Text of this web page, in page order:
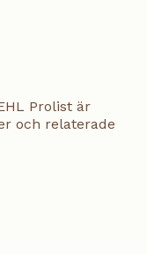
Prolist är
och relaterade